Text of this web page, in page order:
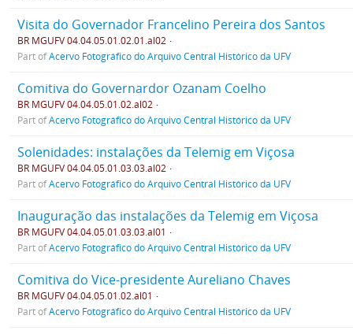
Visita do Governador Francelino Pereira dos Santos
BR MGUFV 04.04.05.01.02.01.al02
Part ofAcervo Fotográfico do Arquivo Central Histórico da UFV
Comitiva do Governardor Ozanam Coelho
BR MGUFV 04.04.05.01.02.al02
Part ofAcervo Fotográfico do Arquivo Central Histórico da UFV
Solenidades: instalações da Telemig em Viçosa
BR MGUFV 04.04.05.01.03.03.al02
Part ofAcervo Fotográfico do Arquivo Central Histórico da UFV
Inauguração das instalações da Telemig em Viçosa
BR MGUFV 04.04.05.01.03.03.al01
Part ofAcervo Fotográfico do Arquivo Central Histórico da UFV
Comitiva do Vice-presidente Aureliano Chaves
BR MGUFV 04.04.05.01.02.al01
Part ofAcervo Fotográfico do Arquivo Central Histórico da UFV